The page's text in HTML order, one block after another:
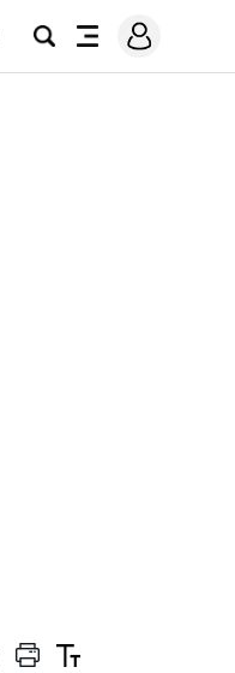
검
전
메
그
프
텍